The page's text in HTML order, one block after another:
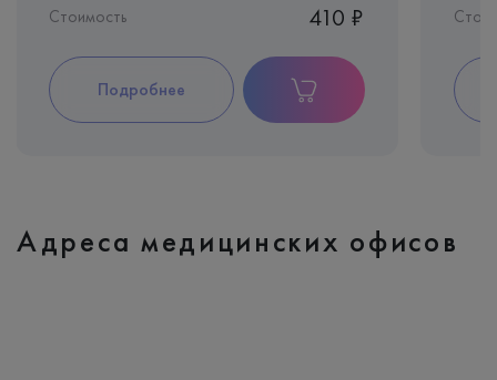
Стоимость 410 ₽
Подробнее
Адреса медицинских офисов